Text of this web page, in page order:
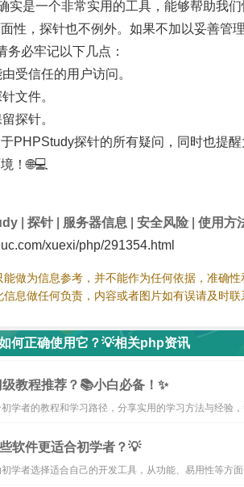
实是一个非常实用的工具，能够帮助我
性，探针也不例外。如果不加以妥善管
务必牢记以下几点：
受信任的用户访问。
文件。
探针。
PHPStudy探针的所有疑问，同时也提
！🌐💻
探针| 服务器信息 安全风险
使用方
xuexi/php/291354.html
做为信息参考，并不能作为任何依据，准确
息做任何负责，内容或者图片如有误请及时
何正确使用它？💡相关php资讯
教程推荐？📚小白必备！✨
学者的教程和学习路径，分享实用的学习方法与经验，
软件更适合初学者？💡
学者选择适合自己的开发工具，从功能、易用性等方面